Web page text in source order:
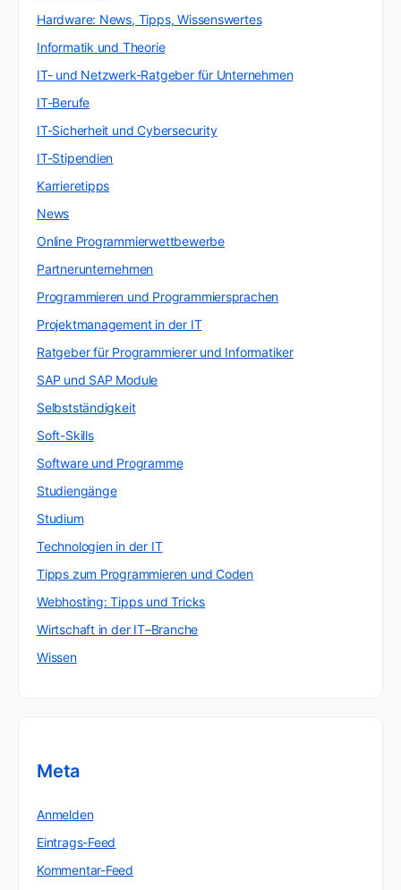
Hardware: News, Tipps, Wissenswertes
Informatik und Theorie
IT- und Netzwerk-Ratgeber für Unternehmen
IT-Berufe
IT-Sicherheit und Cybersecurity
IT-Stipendien
Karrieretipps
News
Online Programmierwettbewerbe
Partnerunternehmen
Programmieren und Programmiersprachen
Projektmanagement in der IT
Ratgeber für Programmierer und Informatiker
SAP und SAP Module
Selbstständigkeit
Soft-Skills
Software und Programme
Studiengänge
Studium
Technologien in der IT
Tipps zum Programmieren und Coden
Webhosting: Tipps und Tricks
Wirtschaft in der IT–Branche
Wissen
Meta
Anmelden
Eintrags-Feed
Kommentar-Feed